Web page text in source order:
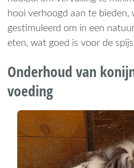
hooi verhoogd aan te
gestimuleerd om in een
eten, wat goed is voor de
Onderhoud van
voeding